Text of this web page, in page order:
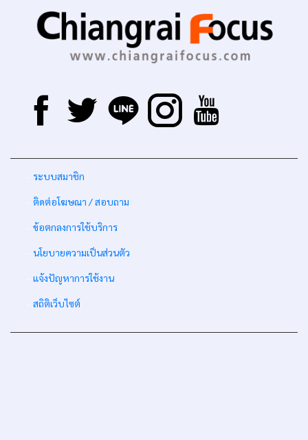
ระบบสมาชิก
ติดต่อโฆษณา / สอบถาม
ข้อตกลงการใช้บริการ
นโยบายความเป็นส่วนตัว
แจ้งปัญหาการใช้งาน
สถิติเว็บไซต์